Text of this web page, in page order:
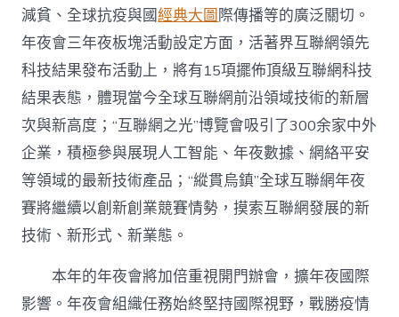
減貧、全球抗疫與國經典大圖際傳播等的廣泛關切。
年夜會三年夜板塊活動設定方面，活著界互聯網領先
科技結果發布活動上，將有15項擺佈頂級互聯網科技
結果表態，體現當今全球互聯網前沿領域技術的新層
次與新高度；“互聯網之光”博覽會吸引了300余家中外
企業，積極參與展現人工智能、年夜數據、網絡平安
等領域的最新技術產品；“縱貫烏鎮”全球互聯網年夜
賽將繼續以創新創業競賽情勢，摸索互聯網發展的新
技術、新形式、新業態。
本年的年夜會將加倍重視開門辦會，擴年夜國際
影響。年夜會組織任務始終堅持國際視野，戰勝疫情